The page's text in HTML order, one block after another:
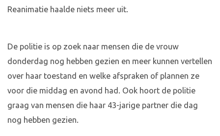
Reanimatie haalde niets meer uit.
De politie is op zoek naar mensen die de vrouw
donderdag nog hebben gezien en meer kunnen vertellen
over haar toestand en welke afspraken of plannen ze
voor die middag en avond had. Ook hoort de politie
graag van mensen die haar 43-jarige partner die dag
nog hebben gezien.